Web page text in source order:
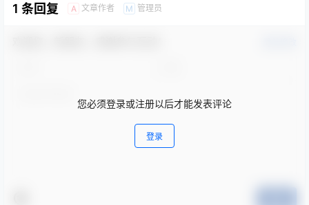
1 条回复 A 文章作者 M 管理员
您必须登录或注册以后才能发表评论
登录